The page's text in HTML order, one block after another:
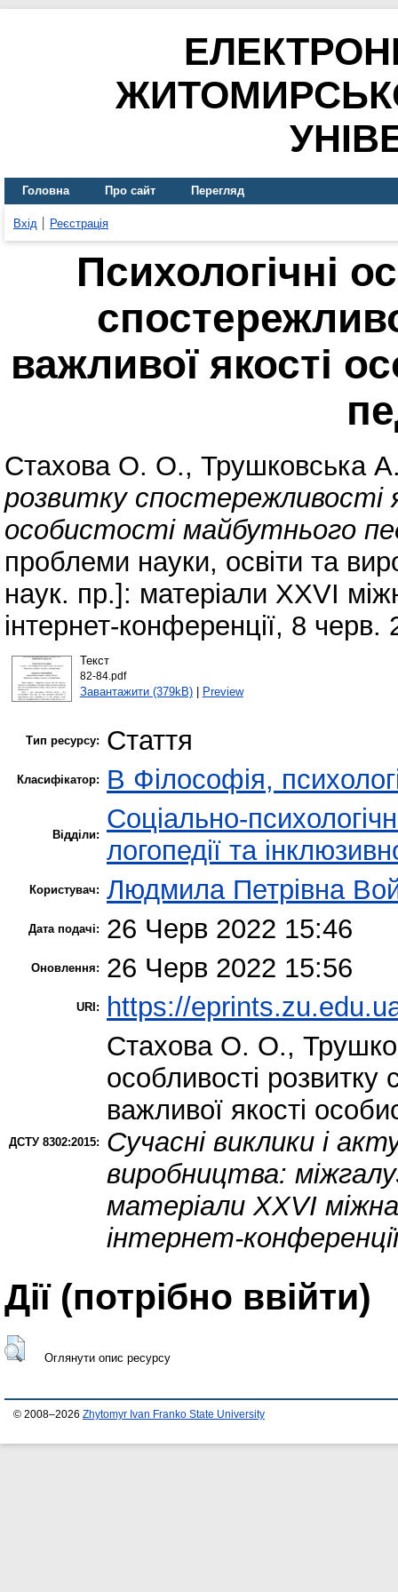
Головна Про сайт Перегляд
Вхід Реєстрація
Психологічні
важливої якості
Стахова О. О., Трушковська
розвитку спостережливості
особистості майбутнього
проблеми науки, освіти та
наук. пр.]: матеріали XXVI
інтернет-конференції, 8
Текст
82-84.pdf
Завантажити (379kB)| Preview
Тип ресурсу: Стаття
Класифікатор: B Філософія,
Відділи:
Соціально-
логопедії та
Користувач: Людмила Петрівна
Дата подачі: 26 Черв 2022 15:46
Оновлення: 26 Черв 2022 15:56
URI: https://
ДСТУ 8302:2015:
Стахова О. О.,
особливості
важливої якості
Сучасні виклики і
виробництва:
матеріали XXVI
інтернет-
Дії ​​(потрібно ввійти)
Оглянути опис ресурсу
© 2008–2026 Zhytomyr Ivan Franko State University